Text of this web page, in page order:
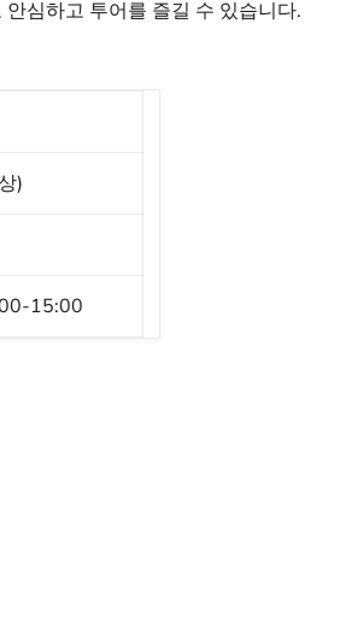
심하고 투어를 즐길 수 있습니다.
)
15:00